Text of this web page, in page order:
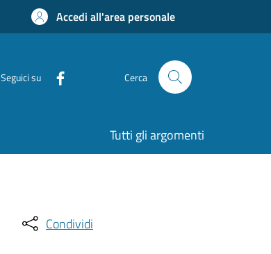
Accedi all'area personale
Seguici su Cerca
Tutti gli argomenti
Condividi